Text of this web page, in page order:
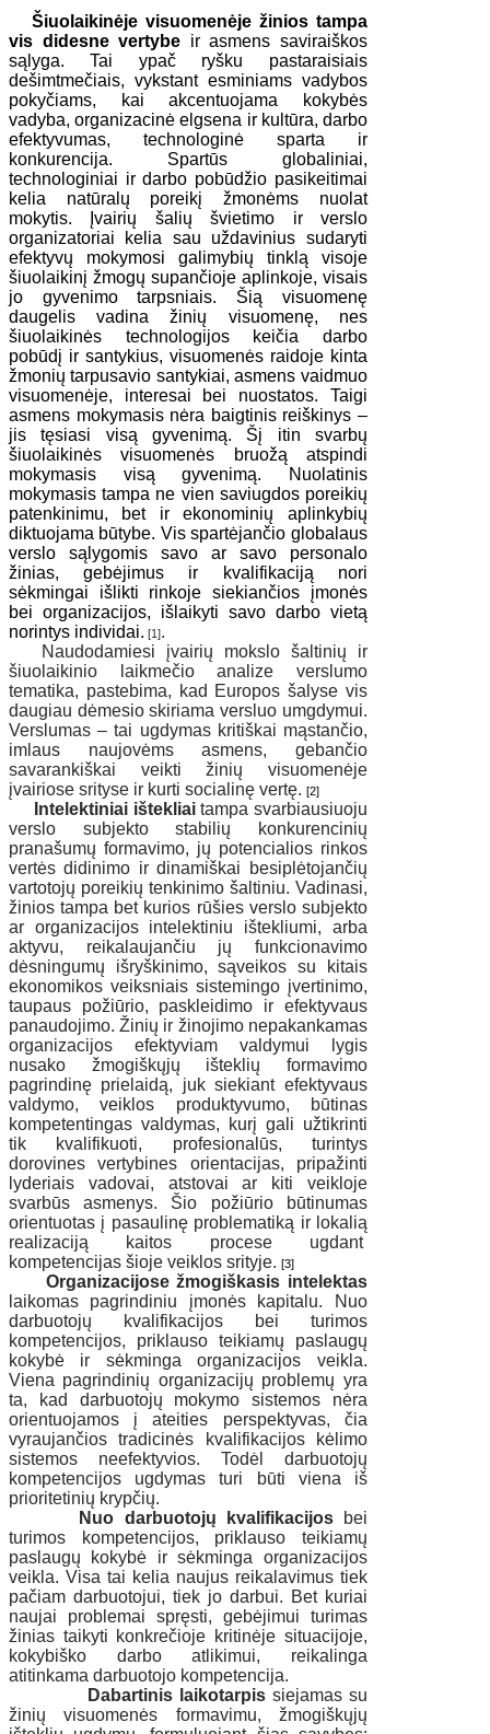
Šiuolaikinėje visuomenėje žinios tampa
vis didesne vertybe ir asmens saviraiškos
sąlyga. Tai ypač ryšku pastaraisiais
dešimtmečiais, vykstant esminiams vadybos
pokyčiams, kai akcentuojama kokybės
vadyba, organizacinė elgsena ir kultūra, darbo
efektyvumas, technologinė sparta ir
konkurencija. Spartūs globaliniai,
technologiniai ir darbo pobūdžio pasikeitimai
kelia natūralų poreikį žmonėms nuolat
mokytis. Įvairių šalių švietimo ir verslo
organizatoriai kelia sau uždavinius sudaryti
efektyvų mokymosi galimybių tinklą visoje
šiuolaikinį žmogų supančioje aplinkoje, visais
jo gyvenimo tarpsniais. Šią visuomenę
daugelis vadina žinių visuomenę, nes
šiuolaikinės technologijos keičia darbo
pobūdį ir santykius, visuomenės raidoje kinta
žmonių tarpusavio santykiai, asmens vaidmuo
visuomenėje, interesai bei nuostatos. Taigi
asmens mokymasis nėra baigtinis reiškinys –
jis tęsiasi visą gyvenimą. Šį itin svarbų
šiuolaikinės visuomenės bruožą atspindi
mokymasis visą gyvenimą. Nuolatinis
mokymasis tampa ne vien saviugdos poreikių
patenkinimu, bet ir ekonominių aplinkybių
diktuojama būtybe. Vis spartėjančio globalaus
verslo sąlygomis savo ar savo personalo
žinias, gebėjimus ir kvalifikaciją nori
sėkmingai išlikti rinkoje siekiančios įmonės
bei organizacijos, išlaikyti savo darbo vietą
norintys individai. [1].
Naudodamiesi įvairių mokslo šaltinių ir
šiuolaikinio laikmečio analize verslumo
tematika, pastebima, kad Europos šalyse vis
daugiau dėmesio skiriama versluo umgdymui.
Verslumas – tai ugdymas kritiškai mąstančio,
imlaus naujovėms asmens, gebančio
savarankiškai veikti žinių visuomenėje
įvairiose srityse ir kurti socialinę vertę. [2]
Intelektiniai ištekliaitampa svarbiausiuoju
verslo subjekto stabilių konkurencinių
pranašumų formavimo, jų potencialios rinkos
vertės didinimo ir dinamiškai besiplėtojančių
vartotojų poreikių tenkinimo šaltiniu. Vadinasi,
žinios tampa bet kurios rūšies verslo subjekto
ar organizacijos intelektiniu ištekliumi, arba
aktyvu, reikalaujančiu jų funkcionavimo
dėsningumų išryškinimo, sąveikos su kitais
ekonomikos veiksniais sistemingo įvertinimo,
taupaus požiūrio, paskleidimo ir efektyvaus
panaudojimo. Žinių ir žinojimo nepakankamas
organizacijos efektyviam valdymui lygis
nusako žmogiškųjų išteklių formavimo
pagrindinę prielaidą, juk siekiant efektyvaus
valdymo, veiklos produktyvumo, būtinas
kompetentingas valdymas, kurį gali užtikrinti
tik kvalifikuoti, profesionalūs, turintys
dorovines vertybines orientacijas, pripažinti
lyderiais vadovai, atstovai ar kiti veikloje
svarbūs asmenys. Šio požiūrio būtinumas
orientuotas į pasaulinę problematiką ir lokalią
realizaciją kaitos procese ugdant
kompetencijas šioje veiklos srityje. [3]
Organizacijose žmogiškasis intelektas
laikomas pagrindiniu įmonės kapitalu. Nuo
darbuotojų kvalifikacijos bei turimos
kompetencijos, priklauso teikiamų paslaugų
kokybė ir sėkminga organizacijos veikla.
Viena pagrindinių organizacijų problemų yra
ta, kad darbuotojų mokymo sistemos nėra
orientuojamos į ateities perspektyvas, čia
vyraujančios tradicinės kvalifikacijos kėlimo
sistemos neefektyvios. Todėl darbuotojų
kompetencijos ugdymas turi būti viena iš
prioritetinių krypčių.
Nuo darbuotojų kvalifikacijosbei
turimos kompetencijos, priklauso teikiamų
paslaugų kokybė ir sėkminga organizacijos
veikla. Visa tai kelia naujus reikalavimus tiek
pačiam darbuotojui, tiek jo darbui. Bet kuriai
naujai problemai spręsti, gebėjimui turimas
žinias taikyti konkrečioje kritinėje situacijoje,
kokybiško darbo atlikimui, reikalinga
atitinkama darbuotojo kompetencija.
Dabartinis laikotarpissiejamas su
žinių visuomenės formavimu, žmogiškųjų